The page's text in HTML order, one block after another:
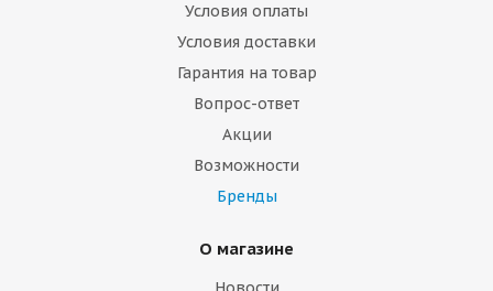
Условия оплаты
Условия доставки
Гарантия на товар
Вопрос-ответ
Акции
Возможности
Бренды
О магазине